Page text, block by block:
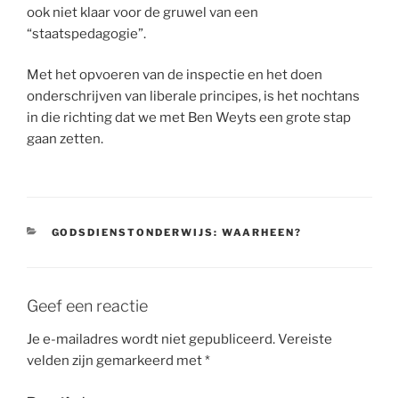
ook niet klaar voor de gruwel van een
“staatspedagogie”.
Met het opvoeren van de inspectie en het doen
onderschrijven van liberale principes, is het nochtans
in die richting dat we met Ben Weyts een grote stap
gaan zetten.
CATEGORIEËN
GODSDIENSTONDERWIJS: WAARHEEN?
Geef een reactie
Je e-mailadres wordt niet gepubliceerd.Vereiste
velden zijn gemarkeerd met*